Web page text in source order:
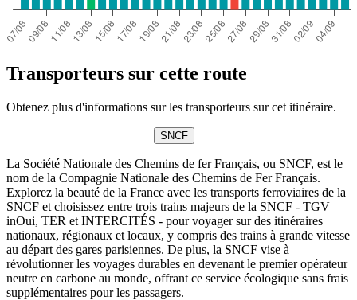
Transporteurs sur cette route
Obtenez plus d'informations sur les transporteurs sur cet itinéraire.
SNCF
La Société Nationale des Chemins de fer Français, ou SNCF, est le
nom de la Compagnie Nationale des Chemins de Fer Français.
Explorez la beauté de la France avec les transports ferroviaires de la
SNCF et choisissez entre trois trains majeurs de la SNCF - TGV
inOui, TER et INTERCITÉS - pour voyager sur des itinéraires
nationaux, régionaux et locaux, y compris des trains à grande vitesse
au départ des gares parisiennes. De plus, la SNCF vise à
révolutionner les voyages durables en devenant le premier opérateur
neutre en carbone au monde, offrant ce service écologique sans frais
supplémentaires pour les passagers.